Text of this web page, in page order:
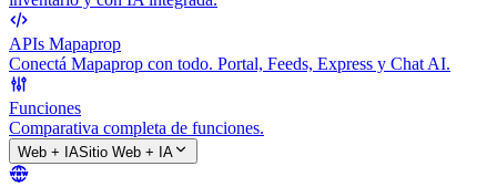
APIs Mapaprop
Conectá Mapaprop con todo. Portal, Feeds, Express y Chat AI.
Funciones
Comparativa completa de funciones.
Web + IASitio Web + IA